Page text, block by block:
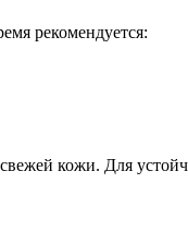
рекомендуется:
кожи. Для